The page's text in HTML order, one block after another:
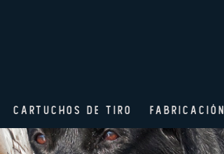
CARTUCHOS DE TIRO FABRICACIÓN